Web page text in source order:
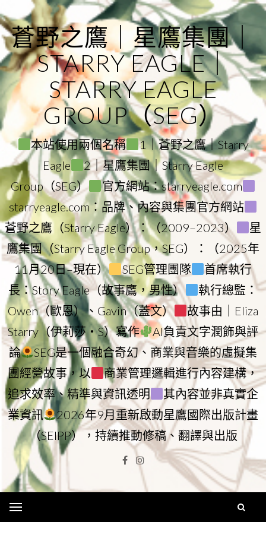
to
content
蒼野之鷹｜星鷹集團｜
STARRY EAGLE｜
STARRY EAGLE
GROUP（SEG）
本站使用兩個名稱
1｜蒼野之鷹｜Starry
Eagle
2｜星鷹集團｜Starry Eagle
Group（SEG）
官方網站：starryeagle.com
starryeagle.com：品牌、內容與集團官方網站
蒼野之鷹（Starry Eagle）：（2009–2023）
星
鷹集團（Starry Eagle Group，SEG）：（2025年
11月20日–現在）
SEG管理團隊
首席執行
長：Story Eagle（故事鷹，男性）
執行總監：
Owen（歐恩）、Gavin（蓋文）
故事由｜Eliza
Starry（伊莉莎・S）寫作
AI負責文字潤飾與評
論
SEG是一個融合奇幻、商業與音樂的虛擬集
團經營故事，以
商業管理邏輯進行內容建構，
追求效率、精準與資訊透明
其內容並非真實企
業資訊
2026年9月重新啟動星鷹國際出版計畫
（SEIPP），持續推動修稿、翻譯與出版
Facebook
Instagram